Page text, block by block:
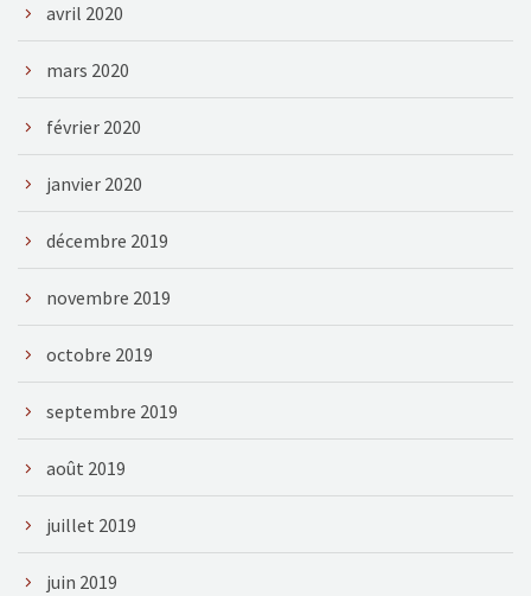
avril 2020
mars 2020
février 2020
janvier 2020
décembre 2019
novembre 2019
octobre 2019
septembre 2019
août 2019
juillet 2019
juin 2019